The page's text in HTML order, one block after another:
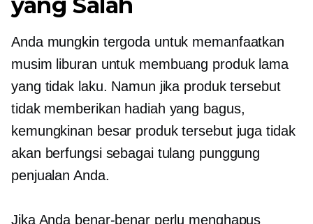
Anda mungkin tergoda untuk memanfaatkan
musim liburan untuk membuang produk lama
yang tidak laku. Namun jika produk tersebut
tidak memberikan hadiah yang bagus,
kemungkinan besar produk tersebut juga tidak
akan berfungsi sebagai tulang punggung
penjualan Anda.
Jika Anda benar-benar perlu menghapus